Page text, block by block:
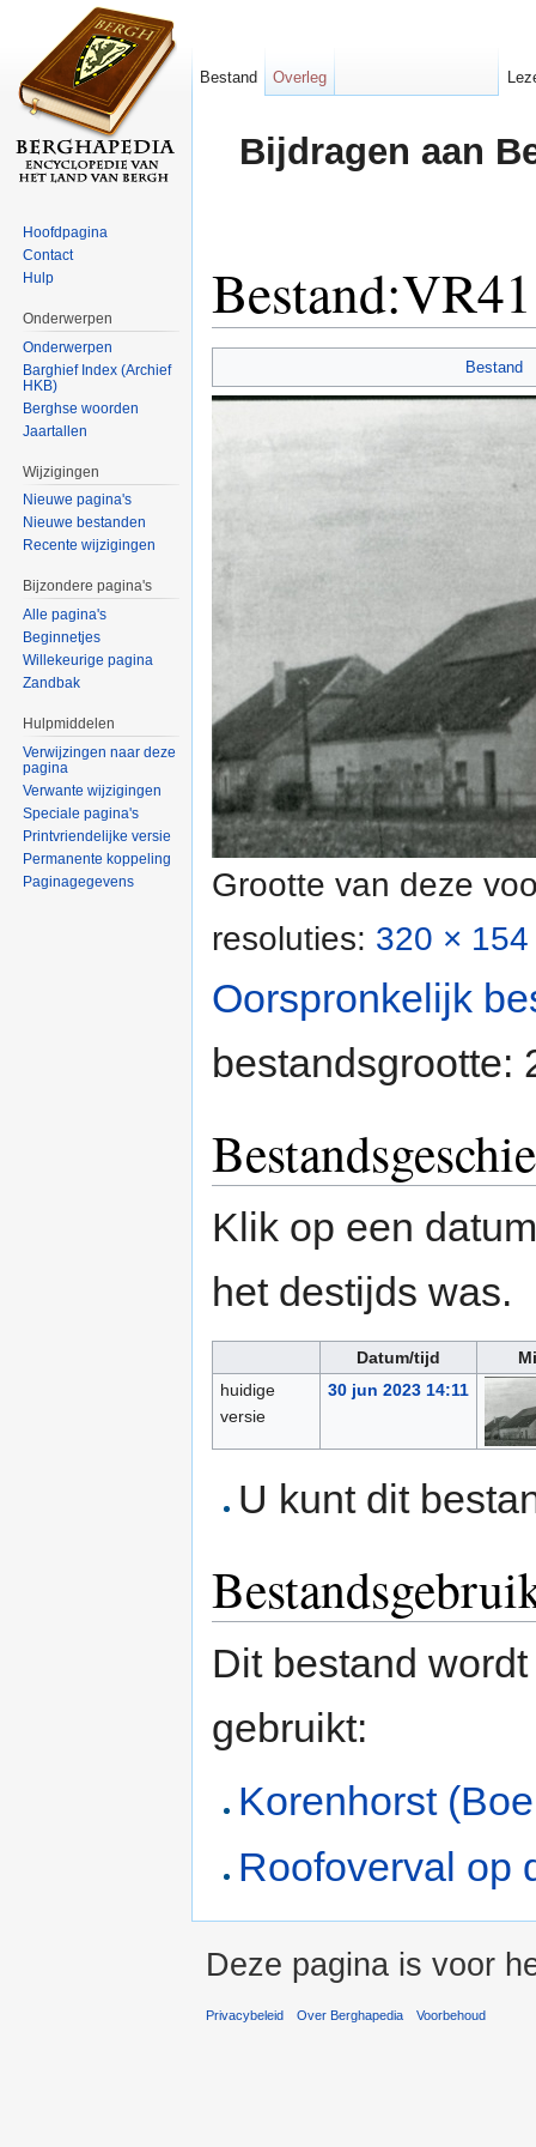
Bijdragen aan
Bestand
Grootte van deze
resoluties: 320 ×
Oorspronkelijk
bestandsgrootte:
Klik op een
het destijds was.
Datum/tijd
huidige
versie
30 jun 2023 14:11
U kunt dit
Dit bestand
gebruikt:
Korenhorst
Roofoverval op
Bestand Overleg
Hoofdpagina
Contact
Hulp
Onderwerpen
Onderwerpen
Barghief Index (Archief
HKB)
Berghse woorden
Jaartallen
Wijzigingen
Nieuwe pagina's
Nieuwe bestanden
Recente wijzigingen
Bijzondere pagina's
Alle pagina's
Beginnetjes
Willekeurige pagina
Zandbak
Hulpmiddelen
Verwijzingen naar deze
pagina
Verwante wijzigingen
Speciale pagina's
Printvriendelijke versie
Permanente koppeling
Paginagegevens
Deze pagina is voor
Privacybeleid Over Berghapedia Voorbehoud